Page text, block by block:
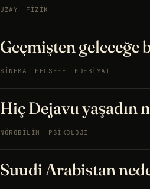
UZAY FIZIK
Geçmişten
SINEMA FELSEFE EDEBIYAT
Hiç Dejavu yaşadın
NÖROBILIM PSIKOLOJI
Suudi Arabistan